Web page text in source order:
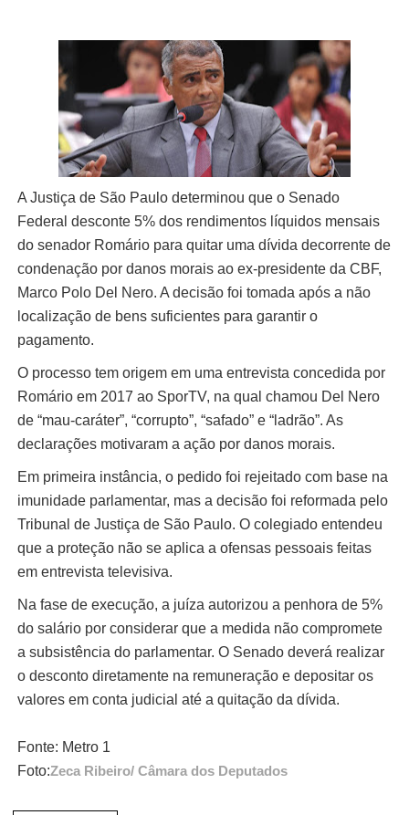
A Justiça de São Paulo determinou que o Senado
Federal desconte 5% dos rendimentos líquidos mensais
do senador Romário para quitar uma dívida decorrente de
condenação por danos morais ao ex-presidente da CBF,
Marco Polo Del Nero. A decisão foi tomada após a não
localização de bens suficientes para garantir o
pagamento.
O processo tem origem em uma entrevista concedida por
Romário em 2017 ao SporTV, na qual chamou Del Nero
de “mau-caráter”, “corrupto”, “safado” e “ladrão”. As
declarações motivaram a ação por danos morais.
Em primeira instância, o pedido foi rejeitado com base na
imunidade parlamentar, mas a decisão foi reformada pelo
Tribunal de Justiça de São Paulo. O colegiado entendeu
que a proteção não se aplica a ofensas pessoais feitas
em entrevista televisiva.
Na fase de execução, a juíza autorizou a penhora de 5%
do salário por considerar que a medida não compromete
a subsistência do parlamentar. O Senado deverá realizar
o desconto diretamente na remuneração e depositar os
valores em conta judicial até a quitação da dívida.
Fonte: Metro 1
Foto:Zeca Ribeiro/ Câmara dos Deputados